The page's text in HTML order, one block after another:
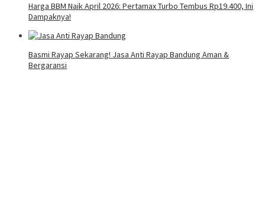
Harga BBM Naik April 2026: Pertamax Turbo Tembus Rp19.400, Ini
Dampaknya!
Basmi Rayap Sekarang! Jasa Anti Rayap Bandung Aman &
Bergaransi